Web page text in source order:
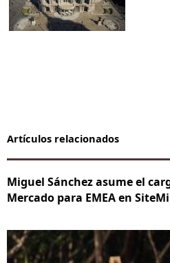
Artículos relacionados
Miguel Sánchez asume el
Mercado para EMEA en